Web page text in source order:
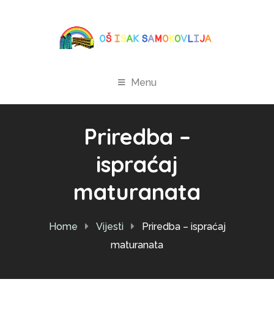
Menu
Priredba –
ispraćaj
maturanata
Home Vijesti
Priredba – ispraćaj
maturanata